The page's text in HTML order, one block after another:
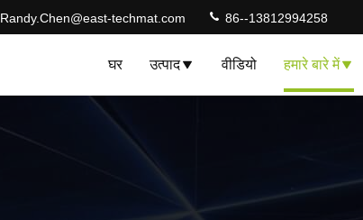
Randy.Chen@east-techmat.com 86--13812994258
घर उत्पाद वीडियो हमारे बारे में